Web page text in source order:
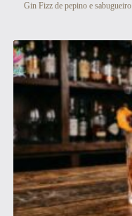
Gin Fizz de pepino e sabugueiro